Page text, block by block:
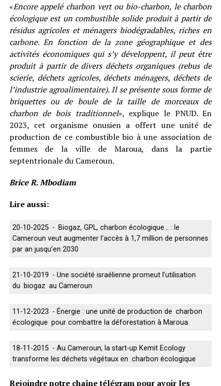
«Encore appelé charbon vert ou bio-charbon, le charbon
écologique est un combustible solide produit à partir de
résidus agricoles et ménagers biodégradables, riches en
carbone. En fonction de la zone géographique et des
activités économiques qui s’y développent, il peut être
produit à partir de divers déchets organiques (rebus de
scierie, déchets agricoles, déchets ménagers, déchets de
l’industrie agroalimentaire). Il se présente sous forme de
briquettes ou de boule de la taille de morceaux de
charbon de bois traditionnel», explique le PNUD. En
2023, cet organisme onusien a offert une unité de
production de ce combustible bio à une association de
femmes de la ville de Maroua, dans la partie
septentrionale du Cameroun.
Brice R. Mbodiam
Lire aussi:
20-10-2025 - Biogaz, GPL, charbon écologique… : le
Cameroun veut augmenter l’accès à 1,7 million de personnes
par an jusqu’en 2030
21-10-2019 - Une société israélienne promeut l’utilisation
du biogaz au Cameroun
11-12-2023 - Énergie : une unité de production de charbon
écologique pour combattre la déforestation à Maroua
18-11-2015 - Au Cameroun, la start-up Kemit Ecology
transforme les déchets végétaux en charbon écologique
Rejoindre notre chaîne télégram pour avoir les